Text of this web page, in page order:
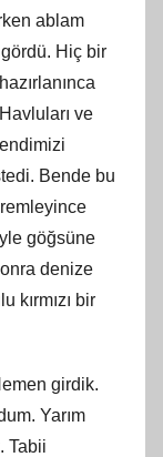
ablam
gördü. Hiç bir
ve
Bende bu
göğsüne
denize
kırmızı bir
girdik.
Yarım
Tabii